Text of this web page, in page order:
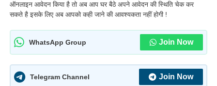
ऑनलाइन आवेदन किया है तो अब आप घर बैठे अपने आवेदन की स्थिति चेक कर
सकते है इसके लिए अब आपको कही जाने की आवश्यकता नहीं होगी !
WhatsApp Group Join Now
Telegram Channel Join Now